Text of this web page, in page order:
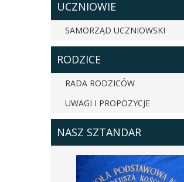
UCZNIOWIE
SAMORZĄD UCZNIOWSKI
RODZICE
RADA RODZICÓW
UWAGI I PROPOZYCJE
NASZ SZTANDAR